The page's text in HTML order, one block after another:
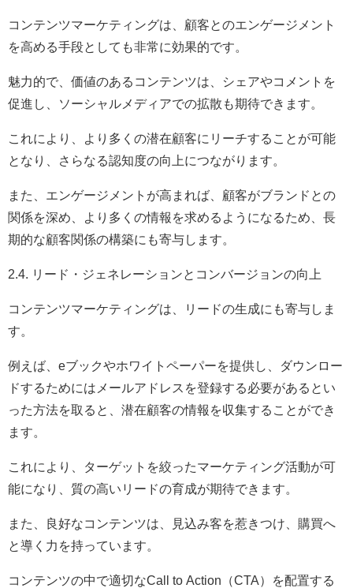
コンテンツマーケティングは、顧客とのエンゲージメント
を高める手段としても非常に効果的です。
魅力的で、価値のあるコンテンツは、シェアやコメントを
促進し、ソーシャルメディアでの拡散も期待できます。
これにより、より多くの潜在顧客にリーチすることが可能
となり、さらなる認知度の向上につながります。
また、エンゲージメントが高まれば、顧客がブランドとの
関係を深め、より多くの情報を求めるようになるため、長
期的な顧客関係の構築にも寄与します。
2.4. リード・ジェネレーションとコンバージョンの向上
コンテンツマーケティングは、リードの生成にも寄与しま
す。
例えば、eブックやホワイトペーパーを提供し、ダウンロー
ドするためにはメールアドレスを登録する必要があるとい
った方法を取ると、潜在顧客の情報を収集することができ
ます。
これにより、ターゲットを絞ったマーケティング活動が可
能になり、質の高いリードの育成が期待できます。
また、良好なコンテンツは、見込み客を惹きつけ、購買へ
と導く力を持っています。
コンテンツの中で適切なCall to Action（CTA）を配置する